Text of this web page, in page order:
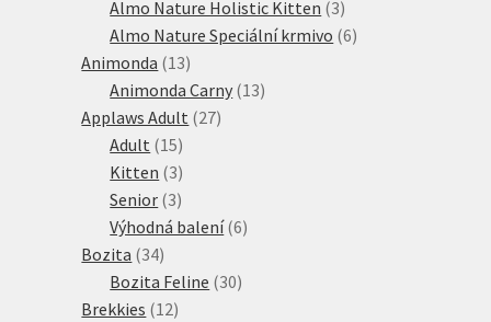
produktů
Almo Nature Holistic Kitten 33
produkty
Almo Nature Speciální krmivo 66
Animonda 1313
produktů
Animonda Carny 1313
Applaws Adult 2727
Adult 1515
produktů
Kitten 33
produkty
Senior 33
produkty
Výhodná balení 66
Bozita 3434
produktů
Bozita Feline 3030
Brekkies 1212